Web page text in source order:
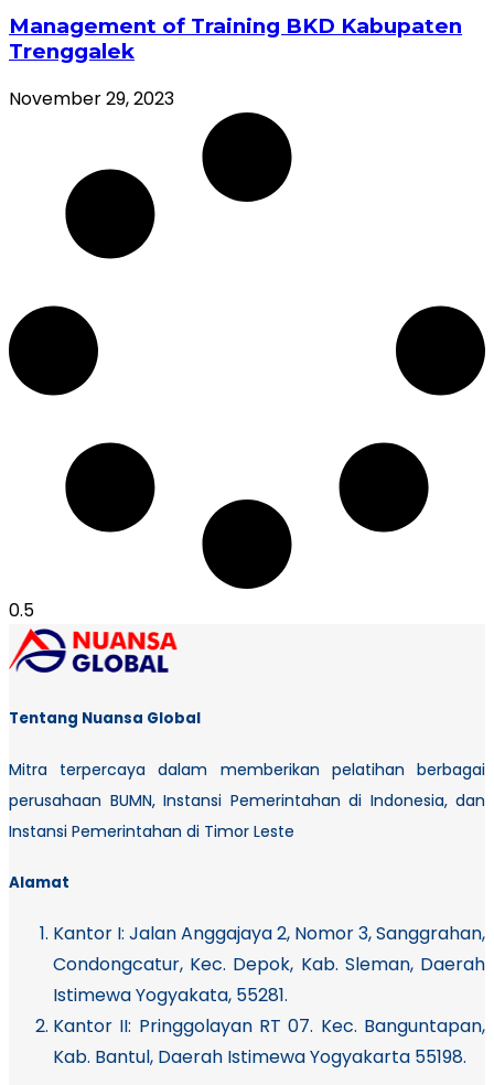
Management of Training BKD Kabupaten
Trenggalek
November 29, 2023
Tentang Nuansa Global
Mitra terpercaya dalam memberikan pelatihan berbagai
perusahaan BUMN, Instansi Pemerintahan di Indonesia, dan
Instansi Pemerintahan di Timor Leste
Alamat
Kantor I: Jalan Anggajaya 2, Nomor 3, Sanggrahan,
Condongcatur, Kec. Depok, Kab. Sleman, Daerah
Istimewa Yogyakata, 55281.
Kantor II: Pringgolayan RT 07. Kec. Banguntapan,
Kab. Bantul, Daerah Istimewa Yogyakarta 55198.